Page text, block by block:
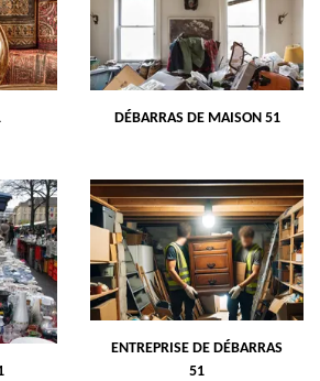
DÉBARRAS DE MAISON 51
ENTREPRISE DE DÉBARRAS
51